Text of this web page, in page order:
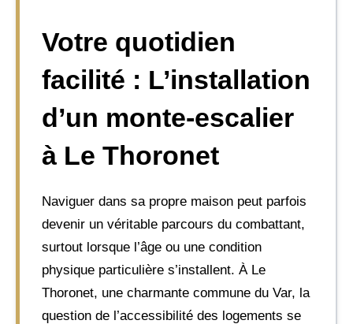
Votre quotidien
facilité : L’installation
d’un monte-escalier
à Le Thoronet
Naviguer dans sa propre maison peut parfois
devenir un véritable parcours du combattant,
surtout lorsque l’âge ou une condition
physique particulière s’installent. À Le
Thoronet, une charmante commune du Var, la
question de l’accessibilité des logements se